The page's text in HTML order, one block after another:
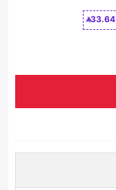
33.64